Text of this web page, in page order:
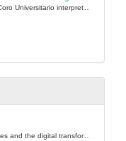
Peche do acto co Coro Universitario interpretando el himno universitario "Gaudeamus Igitur"
European univesrities and the digital transformation: challenges and opportunities ahead